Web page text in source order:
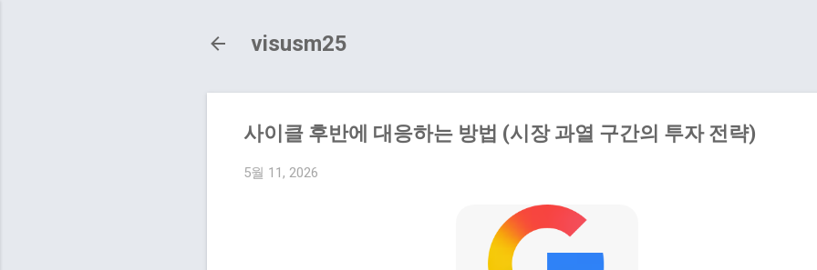
visusm25
사이클 후반에 대응하는 방법 (시장 과열 구간의 투자 전략)
5월 11, 2026